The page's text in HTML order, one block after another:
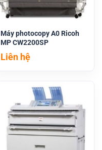
Máy photocopy A0 Ricoh
MP CW2200SP
Liên hệ